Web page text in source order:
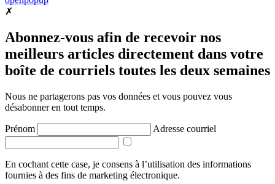
✗
Abonnez-vous afin de recevoir nos
meilleurs articles directement dans votre
boîte de courriels toutes les deux semaines
Nous ne partagerons pas vos données et vous pouvez vous
désabonner en tout temps.
Prénom Adresse courriel
En cochant cette case, je consens à l’utilisation des informations
fournies à des fins de marketing électronique.